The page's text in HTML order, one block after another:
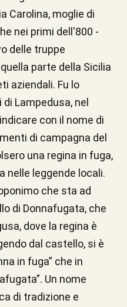
Carolina, moglie di
nei primi dell'800 -
delle truppe
parte della Sicilia
aziendali. Fu lo
Lampedusa, nel
con il nome di
di campagna del
una regina in fuga,
nelle leggende locali.
che sta ad
di Donnafugata, che
dove la regina è
dal castello, si è
in fuga” che in
Un nome
di tradizione e